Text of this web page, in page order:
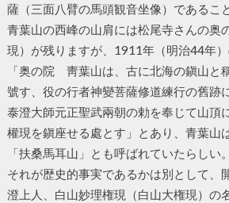
薩（三面八臂の馬頭観音坐像）であるこ
青葉山の西峰の山肩には松尾寺さんの奥
現）が残りますが、1911年（明治44年
「奥の院 靑葉山は、古に北海の鎭山と
號す、役の行者神變菩薩修道練行の舊跡
泰澄大師元正聖武兩朝の勅を奉じて山頂
權現を鎭座せる處とす」とあり、青葉山
「扶桑馬耳山」とも呼ばれていたらしい。
それが歴史的事実であるかは別として、
澄上人、白山妙理権現（白山大権現）の